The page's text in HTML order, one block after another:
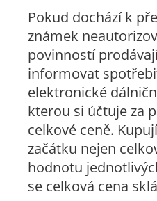
Pokud dochází k
známek
povinností
informovat
elektronické
kterou si účtuje za
celkové ceně.
začátku nejen
hodnotu
se celková cena